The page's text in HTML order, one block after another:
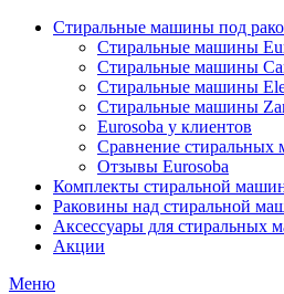
Стиральные машины под
Стиральные машины
Стиральные машины
Стиральные машины
Стиральные машины
Eurosoba у клиентов
Сравнение стиральных
Отзывы Eurosoba
Комплекты стиральной
Раковины над стиральной
Аксесcуары для стиральных
Акции
Меню